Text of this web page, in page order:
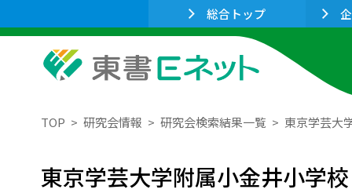
総合トップ
TOP 研究会情報 研究会検索結果一覧 東京学芸大
東京学芸大学附属小金井小学